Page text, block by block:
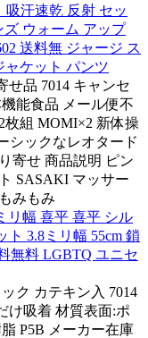
吸汗速乾 反射 セッ
ズ ウォーム アップ
送料無 ジャージ ス
ャケット パンツ
せ品 7014 キャンセ
能食品 メール便不
枚組 MOMI×2 新体操
シックなレオタード
寄せ 商品説明 ピン
SASAKI マッサー
みもみ
リ幅 喜平 喜平 シル
3.8ミリ幅 55cm 鎖
無料 LGBTQ ユニセ
ク カテキン入 7014
け吸着 材質表面:ポ
P5B メーカー在庫